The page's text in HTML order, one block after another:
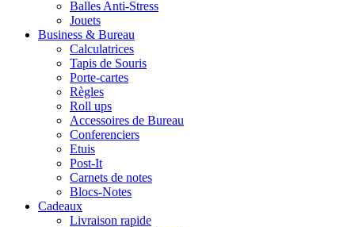
Balles Anti-Stress
Jouets
Business & Bureau
Calculatrices
Tapis de Souris
Porte-cartes
Règles
Roll ups
Accessoires de Bureau
Conferenciers
Etuis
Post-It
Carnets de notes
Blocs-Notes
Cadeaux
Livraison rapide